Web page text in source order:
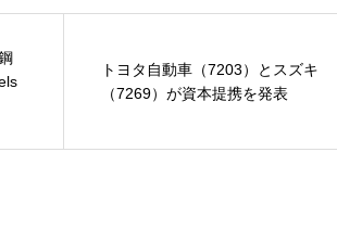
トヨタ自動車（7203）とスズキ
（7269）が資本提携を発表